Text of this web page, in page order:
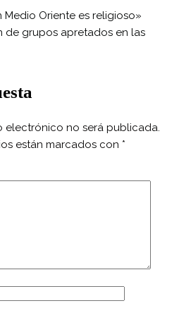
Oriente es religioso»
de grupos apretados en las
electrónico no será publicada.
están marcados con *